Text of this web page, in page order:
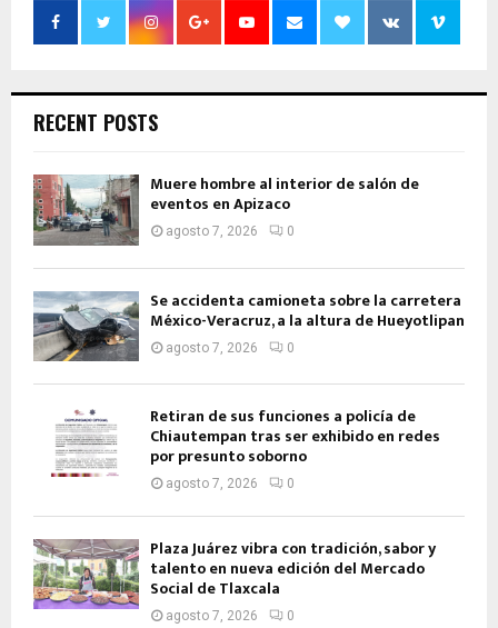
RECENT POSTS
Muere hombre al interior de salón de
eventos en Apizaco
agosto 7, 2026 0
Se accidenta camioneta sobre la carretera
México-Veracruz, a la altura de Hueyotlipan
agosto 7, 2026 0
Retiran de sus funciones a policía de
Chiautempan tras ser exhibido en redes
por presunto soborno
agosto 7, 2026 0
Plaza Juárez vibra con tradición, sabor y
talento en nueva edición del Mercado
Social de Tlaxcala
agosto 7, 2026 0